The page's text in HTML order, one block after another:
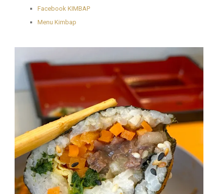
Facebook KIMBAP
Menu Kimbap